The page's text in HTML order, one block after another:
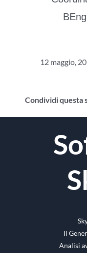
12 maggio,
Condividi questa
Il
Analisi